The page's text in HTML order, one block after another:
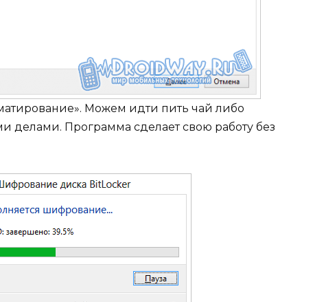
Можем идти пить чай либо
Программа сделает свою работу без